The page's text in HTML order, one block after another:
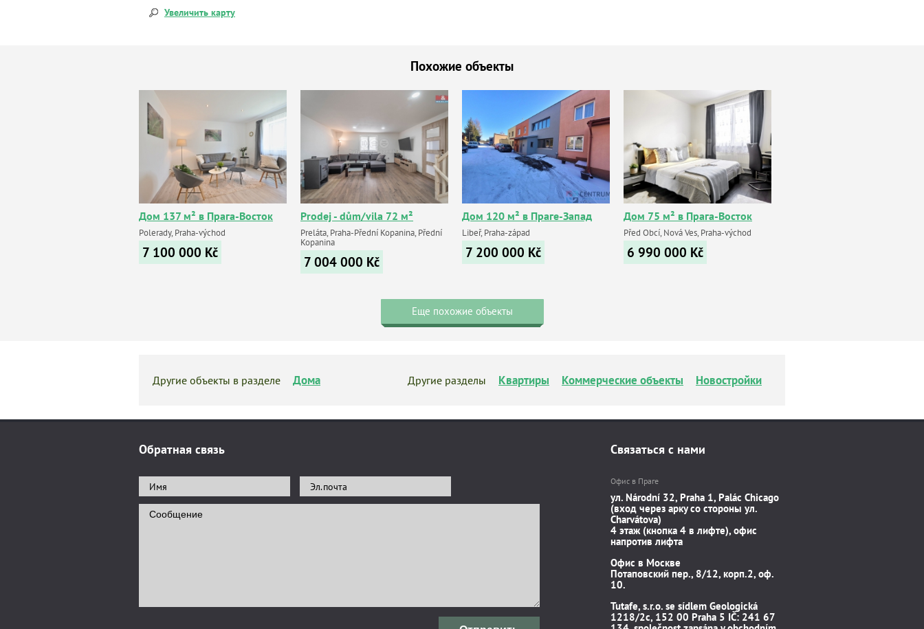
Увеличить карту
Похожие объекты
Дом 137 м² в Прага-Восток
Polerady, Praha-východ
7 100 000 Kč
Prodej - dům/vila 72 м²
Preláta, Praha-Přední Kopanina, Přední
Kopanina
7 004 000 Kč
Дом 120 м² в Праге-Запад
Libeř, Praha-západ
7 200 000 Kč
Дом 75 м² в Прага-Восток
Před Obcí, Nová Ves, Praha-východ
6 990 000 Kč
Еще похожие объекты
Другие объекты в разделе Дома Другие разделы Квартиры Коммерческие объекты Новостройки
Обратная связь Связаться с нами
Офис в Праге
ул. Národní 32, Praha 1, Palác Chicago
(вход через арку со стороны ул.
Charvátova)
4 этаж (кнопка 4 в лифте), офис
напротив лифта
Офис в Москве
Потаповский пер., 8/12, корп.2, оф.
10.
Tutafe, s.r.o. se sídlem Geologická
1218/2c, 152 00 Praha 5 IČ: 241 67